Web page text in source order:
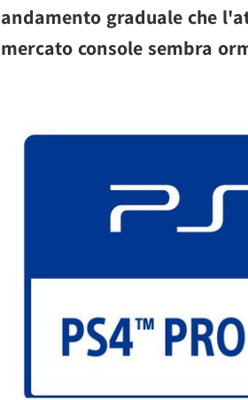
andamento graduale che
mercato console sembra